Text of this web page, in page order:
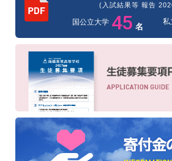
(入試結果等 報告
国公立大学 45 名
私